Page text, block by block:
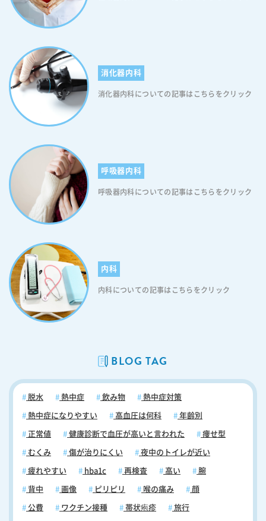
消化器内科
消化器内科についての記事はこちらをクリック
呼吸器内科
呼吸器内科についての記事はこちらをクリック
内科
内科についての記事はこちらをクリック
BLOG TAG
脱水 熱中症 飲み物 熱中症対策
熱中症になりやすい 高血圧は何科 年齢別
正常値 健康診断で血圧が高いと言われた 痩せ型
むくみ 傷が治りにくい 夜中のトイレが近い
疲れやすい hba1c 再検査 高い 腕
背中 画像 ピリピリ 喉の痛み 顔
公費 ワクチン接種 帯状疱疹 旅行